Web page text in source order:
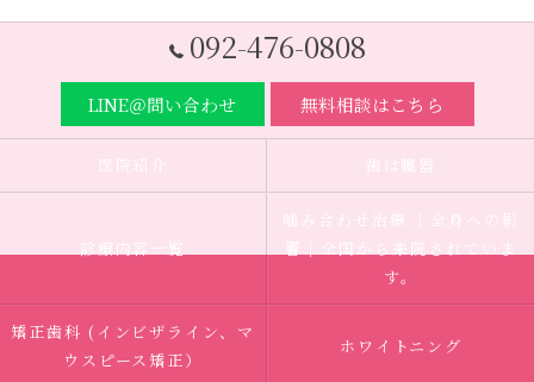
092-476-0808
LINE＠問い合わせ 無料相談はこちら
医院紹介 歯は臓器
診療内容一覧
噛み合わせ治療 ｜全身への影
響｜全国から来院されていま
す。
矯正歯科 (インビザライン、マ
ウスピース矯正）
ホワイトニング